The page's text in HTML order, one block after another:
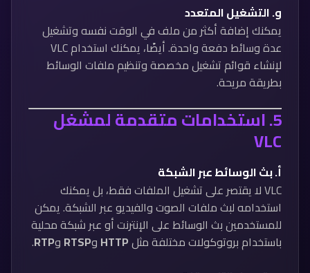
و.التشغيل المتعدد
يمكنك إضافة أكثر من ملف في الوقت نفسه وتشغيل
عدة وسائط دفعة واحدة. أيضًا، يمكنك استخدام VLC
لإنشاء قوائم تشغيل مخصصة وتنظيم ملفات الوسائط
بطريقة مريحة.
5. استخدامات متقدمة لمشغل
VLC
أ.بث الوسائط عبر الشبكة
VLC لا يقتصر على تشغيل الملفات فقط، بل يمكنك
استخدامه لبث ملفات الصوت والفيديو عبر الشبكة. يمكن
للمستخدمين بث الوسائط على الإنترنت أو عبر شبكة محلية
باستخدام بروتوكولات مختلفة مثلHTTP وRTSP وRTP
.